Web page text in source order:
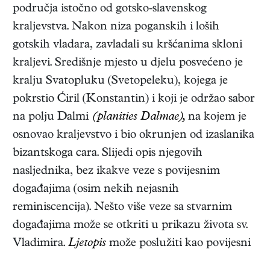
područja istočno od gotsko-slavenskog
kraljevstva. Nakon niza poganskih i loših
gotskih vladara, zavladali su kršćanima skloni
kraljevi. Središnje mjesto u djelu posvećeno je
kralju Svatopluku (Svetopeleku), kojega je
pokrstio Ćiril (Konstantin) i koji je održao sabor
na polju Dalmi (planities Dalmae), na kojem je
osnovao kraljevstvo i bio okrunjen od izaslanika
bizantskoga cara. Slijedi opis njegovih
nasljednika, bez ikakve veze s povijesnim
događajima (osim nekih nejasnih
reminiscencija). Nešto više veze sa stvarnim
događajima može se otkriti u prikazu života sv.
Vladimira. Ljetopis može poslužiti kao povijesni